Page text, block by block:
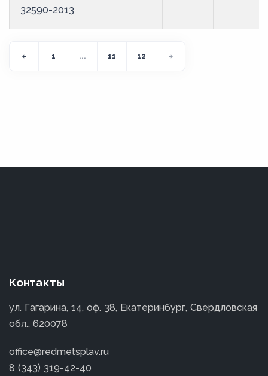
32590-2013
1 ... 11 12
Контакты
ул. Гагарина, 14, оф. 38, Екатеринбург, Свердловская
обл., 620078
office@redmetsplav.ru
8 (343) 319-42-40